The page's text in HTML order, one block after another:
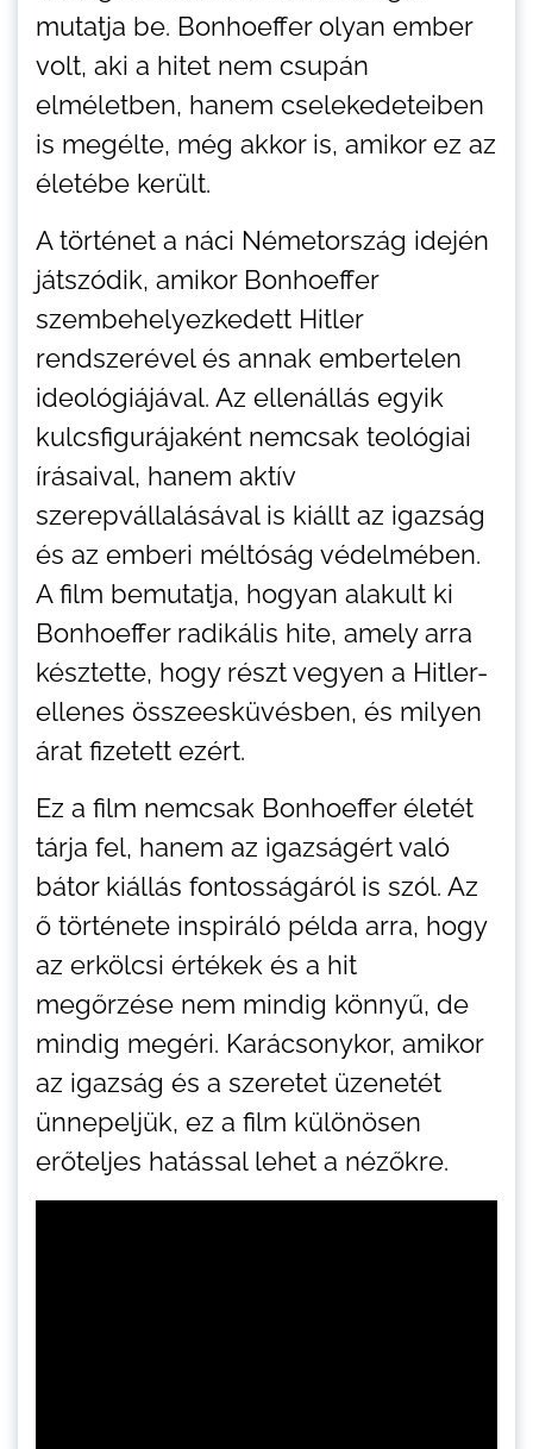
mutatja be. Bonhoeffer olyan ember
volt, aki a hitet nem csupán
elméletben, hanem cselekedeteiben
is megélte, még akkor is, amikor ez az
életébe került.
A történet a náci Németország idején
játszódik, amikor Bonhoeffer
szembehelyezkedett Hitler
rendszerével és annak embertelen
ideológiájával. Az ellenállás egyik
kulcsfigurájaként nemcsak teológiai
írásaival, hanem aktív
szerepvállalásával is kiállt az igazság
és az emberi méltóság védelmében.
A film bemutatja, hogyan alakult ki
Bonhoeffer radikális hite, amely arra
késztette, hogy részt vegyen a Hitler-
ellenes összeesküvésben, és milyen
árat fizetett ezért.
Ez a film nemcsak Bonhoeffer életét
tárja fel, hanem az igazságért való
bátor kiállás fontosságáról is szól. Az
ő története inspiráló példa arra, hogy
az erkölcsi értékek és a hit
megőrzése nem mindig könnyű, de
mindig megéri. Karácsonykor, amikor
az igazság és a szeretet üzenetét
ünnepeljük, ez a film különösen
erőteljes hatással lehet a nézőkre.